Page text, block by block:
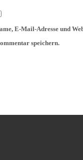
E-Mail-Adresse und
speichern.